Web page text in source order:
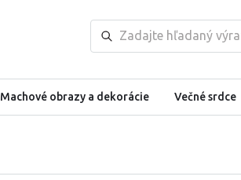
Machové obrazy a dekorácie Večné srdce